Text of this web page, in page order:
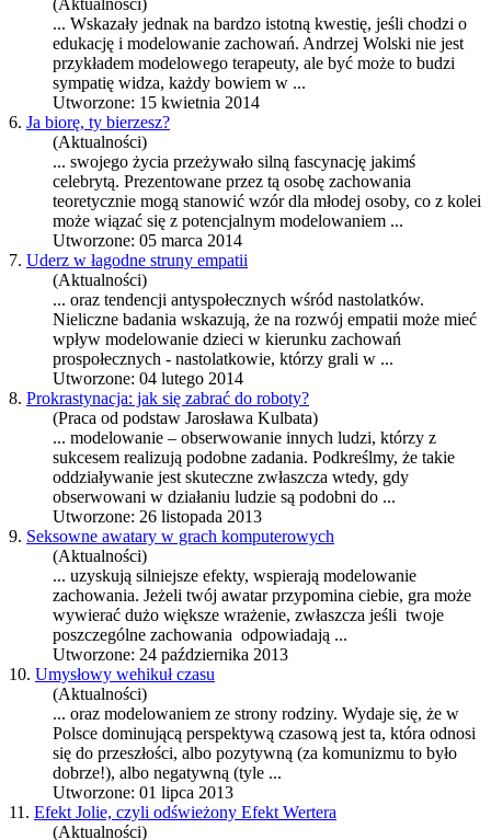
(Aktualności)
... Wskazały jednak na bardzo istotną kwestię, jeśli chodzi o
edukację i modelowanie zachowań. Andrzej Wolski nie jest
przykładem modelowego terapeuty, ale być może to budzi
sympatię widza, każdy bowiem w ...
Utworzone: 15 kwietnia 2014
6. Ja biorę, ty bierzesz?
(Aktualności)
... swojego życia przeżywało silną fascynację jakimś
celebrytą. Prezentowane przez tą osobę zachowania
teoretycznie mogą stanowić wzór dla młodej osoby, co z kolei
może wiązać się z potencjalnym modelowaniem ...
Utworzone: 05 marca 2014
7. Uderz w łagodne struny empatii
(Aktualności)
... oraz tendencji antyspołecznych wśród nastolatków.
Nieliczne badania wskazują, że na rozwój empatii może mieć
wpływ modelowanie dzieci w kierunku zachowań
prospołecznych - nastolatkowie, którzy grali w ...
Utworzone: 04 lutego 2014
8. Prokrastynacja: jak się zabrać do roboty?
(Praca od podstaw Jarosława Kulbata)
... modelowanie – obserwowanie innych ludzi, którzy z
sukcesem realizują podobne zadania. Podkreślmy, że takie
oddziaływanie jest skuteczne zwłaszcza wtedy, gdy
obserwowani w działaniu ludzie są podobni do ...
Utworzone: 26 listopada 2013
9. Seksowne awatary w grach komputerowych
(Aktualności)
... uzyskują silniejsze efekty, wspierają modelowanie
zachowania. Jeżeli twój awatar przypomina ciebie, gra może
wywierać dużo większe wrażenie, zwłaszcza jeśli twoje
poszczególne zachowania odpowiadają ...
Utworzone: 24 października 2013
10. Umysłowy wehikuł czasu
(Aktualności)
... oraz modelowaniem ze strony rodziny. Wydaje się, że w
Polsce dominującą perspektywą czasową jest ta, która odnosi
się do przeszłości, albo pozytywną (za komunizmu to było
dobrze!), albo negatywną (tyle ...
Utworzone: 01 lipca 2013
11. Efekt Jolie, czyli odświeżony Efekt Wertera
(Aktualności)